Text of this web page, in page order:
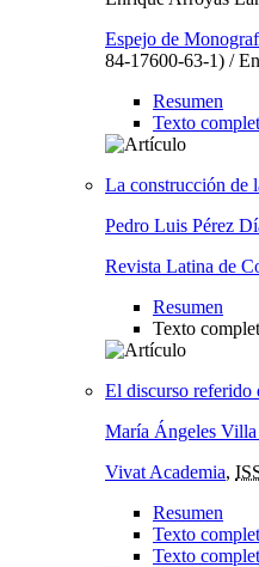
Espejo de
84-17600-63-1) /
Resumen
Texto
La construcción de
Pedro Luis Pérez
Revista Latina de
Resumen
Texto
El discurso referido
María Ángeles Villa
Vivat Academia,
Resumen
Texto
Texto